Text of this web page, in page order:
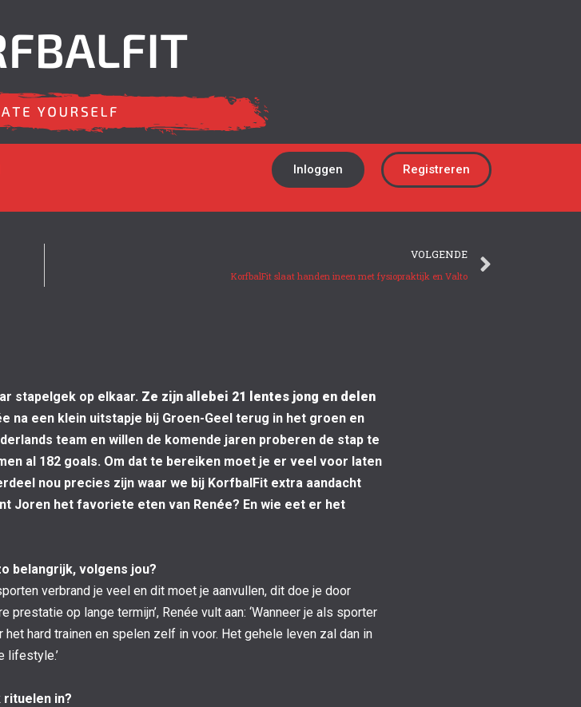
Inloggen Registreren
VOLGENDE
KorfbalFit slaat handen ineen met fysiopraktijk en Valto
stapelgek op elkaar. Ze zijn allebei 21 lentes jong en delen
na een klein uitstapje bij Groen-Geel terug in het groen en
team en willen de komende jaren proberen de stap te
al 182 goals. Om dat te bereiken moet je er veel voor laten
nou precies zijn waar we bij KorfbalFit extra aandacht
Joren het favoriete eten van Renée? En wie eet er het
belangrijk, volgens jou?
verbrand je veel en dit moet je aanvullen, dit doe je door
op lange termijn’, Renée vult aan: ‘Wanneer je als sporter
hard trainen en spelen zelf in voor. Het gehele leven zal dan in
lifestyle.’
in?